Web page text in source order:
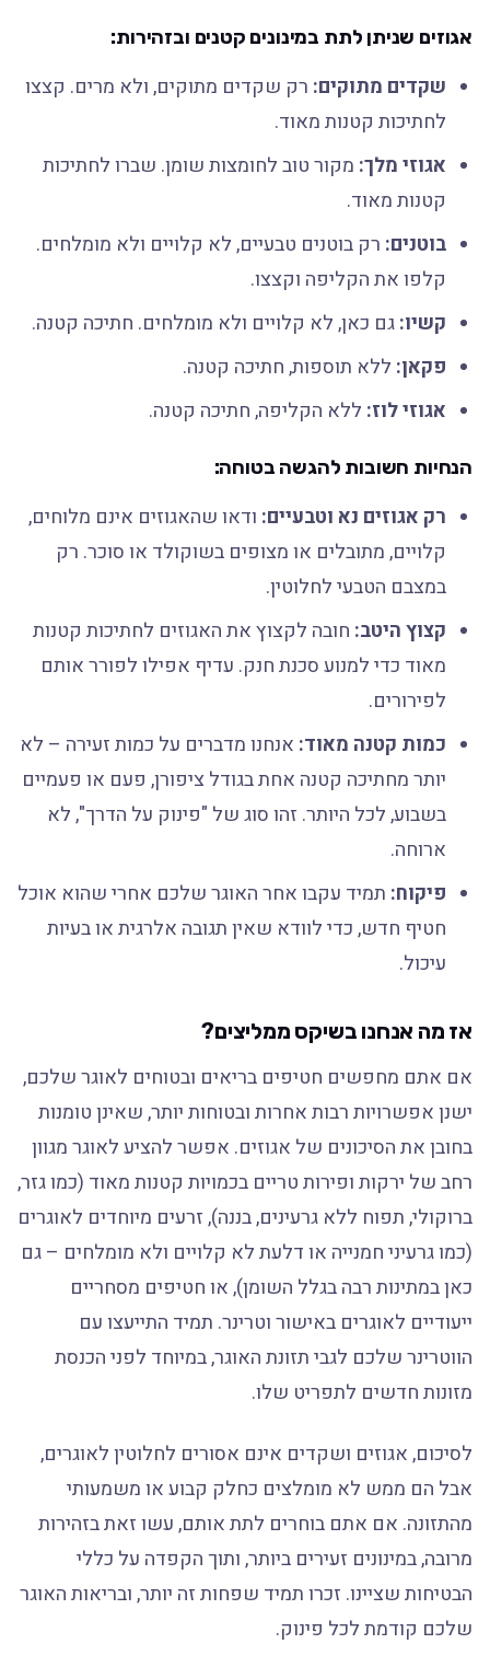
אגוזים שניתן לתת במינונים קטנים ובזהירות:
שקדים מתוקים:רק שקדים מתוקים, ולא מרים. קצצו
לחתיכות קטנות מאוד.
אגוזי מלך:מקור טוב לחומצות שומן. שברו לחתיכות
קטנות מאוד.
בוטנים:רק בוטנים טבעיים, לא קלויים ולא מומלחים.
קלפו את הקליפה וקצצו.
קשיו:גם כאן, לא קלויים ולא מומלחים. חתיכה קטנה.
פקאן:ללא תוספות, חתיכה קטנה.
אגוזי לוז:ללא הקליפה, חתיכה קטנה.
הנחיות חשובות להגשה בטוחה:
רק אגוזים נא וטבעיים:ודאו שהאגוזים אינם מלוחים,
קלויים, מתובלים או מצופים בשוקולד או סוכר. רק
במצבם הטבעי לחלוטין.
קצוץ היטב:חובה לקצוץ את האגוזים לחתיכות קטנות
מאוד כדי למנוע סכנת חנק. עדיף אפילו לפורר אותם
לפירורים.
כמות קטנה מאוד:אנחנו מדברים על כמות זעירה – לא
יותר מחתיכה קטנה אחת בגודל ציפורן, פעם או פעמיים
בשבוע, לכל היותר. זהו סוג של "פינוק על הדרך", לא
ארוחה.
פיקוח:תמיד עקבו אחר האוגר שלכם אחרי שהוא אוכל
חטיף חדש, כדי לוודא שאין תגובה אלרגית או בעיות
עיכול.
אז מה אנחנו בשיקס ממליצים?
אם אתם מחפשים חטיפים בריאים ובטוחים לאוגר שלכם,
ישנן אפשרויות רבות אחרות ובטוחות יותר, שאינן טומנות
בחובן את הסיכונים של אגוזים. אפשר להציע לאוגר מגוון
רחב של ירקות ופירות טריים בכמויות קטנות מאוד (כמו גזר,
ברוקולי, תפוח ללא גרעינים, בננה), זרעים מיוחדים לאוגרים
(כמו גרעיני חמנייה או דלעת לא קלויים ולא מומלחים – גם
כאן במתינות רבה בגלל השומן), או חטיפים מסחריים
ייעודיים לאוגרים באישור וטרינר. תמיד התייעצו עם
הווטרינר שלכם לגבי תזונת האוגר, במיוחד לפני הכנסת
מזונות חדשים לתפריט שלו.
לסיכום, אגוזים ושקדים אינם אסורים לחלוטין לאוגרים,
אבל הם ממש לא מומלצים כחלק קבוע או משמעותי
מהתזונה. אם אתם בוחרים לתת אותם, עשו זאת בזהירות
מרובה, במינונים זעירים ביותר, ותוך הקפדה על כללי
הבטיחות שציינו. זכרו תמיד שפחות זה יותר, ובריאות האוגר
שלכם קודמת לכל פינוק.